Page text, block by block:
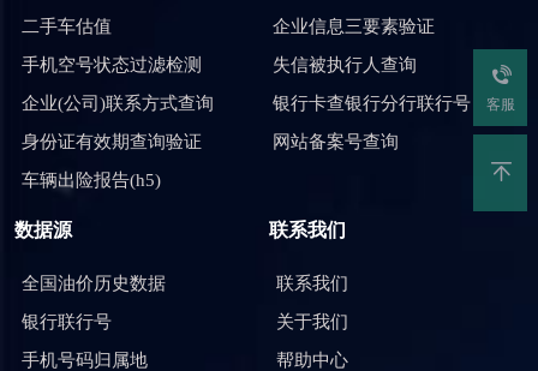
二手车估值
企业信息三要素验证
手机空号状态过滤检测
失信被执行人查询
企业(公司)联系方式查询
银行卡查银行分行联行号
身份证有效期查询验证
网站备案号查询
车辆出险报告(h5)
数据源
全国油价历史数据
银行联行号
手机号码归属地
联系我们
联系我们
关于我们
帮助中心
客服